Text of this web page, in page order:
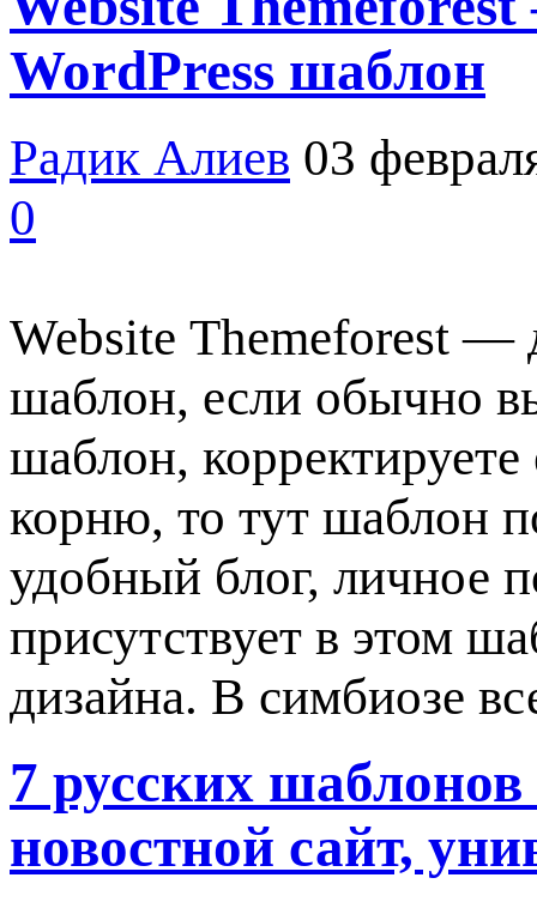
WordPress шаблон
Радик Алиев 03
0
Website Themeforest —
шаблон, если обычно
шаблон,
корню, то тут шаблон
удобный блог, личное
присутствует в этом
дизайна. В симбиозе
7 русских шаблонов
новостной сайт,